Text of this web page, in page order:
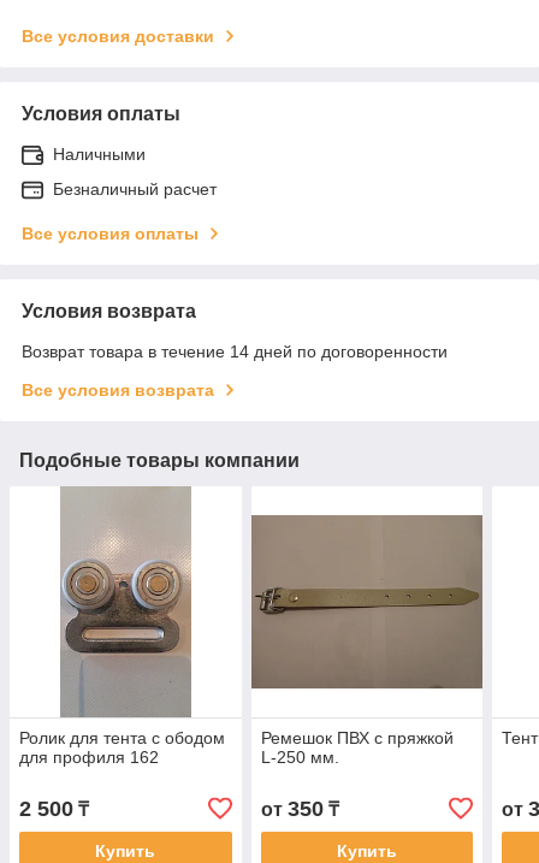
Все условия доставки
Условия оплаты
Наличными
Безналичный расчет
Все условия оплаты
Условия возврата
Возврат товара в течение 14 дней по договоренности
Все условия возврата
Подобные товары компании
Ролик для тента с ободом
для профиля 162
2 500 ₸
Купить
Ремешок ПВХ с пряжкой
L-250 мм.
от 350₸
Купить
от